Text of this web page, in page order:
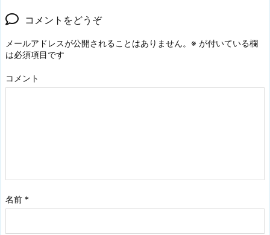
コメントをどうぞ
メールアドレスが公開されることはありません。 ※ が付いている欄
は必須項目です
コメント
名前 *